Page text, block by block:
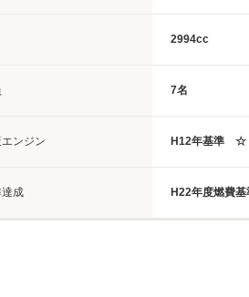
2994cc
7名
ンジン H12年基準 ☆
成 H22年度燃費